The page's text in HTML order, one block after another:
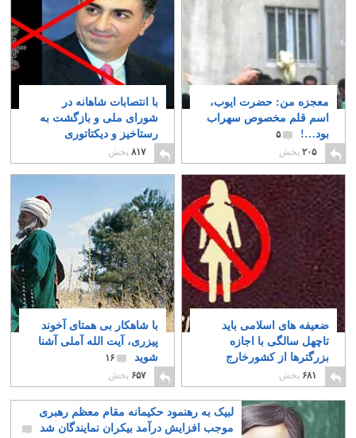
معجزه من: حضرت ایوب،
اسم قلم مخصوص سهراب
بود…!
۵
۲۰۵ پخش
با انتصابات شاهانه در
شورای ملی و بازگشت به
رستاخیز و دیکتاتوری
آریامهری خوش آمدید
۱۳
۸۱۷ پخش
ضعیفه های اسلامی باید
تاچهل سالگی با اجازه
بزرگترها از کشورخارج
شوند
۷ ۶۸۱ پخش
با شاهکار بی همتای آخوند
پیزری، آیت الله آملی آشنا
شوید
۱۶
۶۵۷ پخش
لبیک به رهنمود حکیمانه مقام معظم رهبری
موجب افزایش درآمد بیکران نمایندگان شد